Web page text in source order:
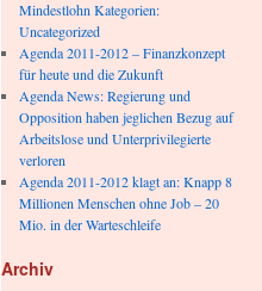
Mindestlohn Kategorien:
Uncategorized
Agenda 2011-2012 – Finanzkonzept
für heute und die Zukunft
Agenda News: Regierung und
Opposition haben jeglichen Bezug auf
Arbeitslose und Unterprivilegierte
verloren
Agenda 2011-2012 klagt an: Knapp 8
Millionen Menschen ohne Job – 20
Mio. in der Warteschleife
Archiv